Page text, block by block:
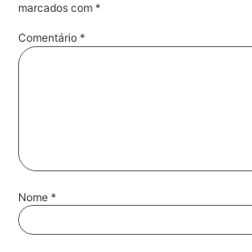
marcados com *
Comentário *
Nome *